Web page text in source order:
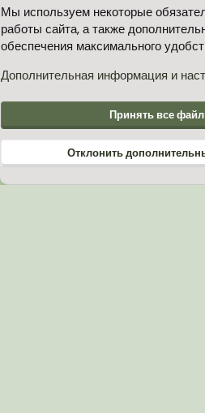
Политика в отношении обработки
Согласие на обработку персональных
R
Community platform by XenForo ® ©
Мы используем некоторые
работы сайта, а также
обеспечения максимального
Дополнительная информация и
Принять все
Отклонить